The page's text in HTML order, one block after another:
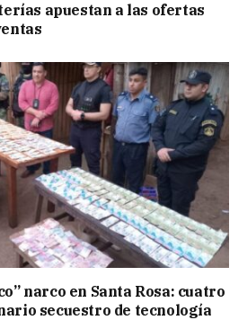
apuestan a las ofertas
narco en Santa Rosa: cuatro
secuestro de tecnología